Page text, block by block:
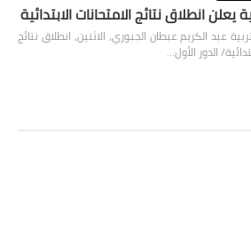
يعلن انطلاق نتائج الامتحانات الابتدائية
عبد الكريم عبطان الجبوري، الاثنين، انطلاق نتائج
الدور الأول…